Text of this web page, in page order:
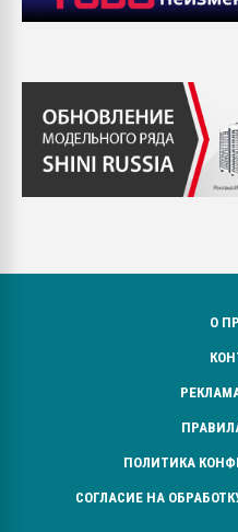
О
ПОЛИТИКА
СОГЛАСИЕ НА